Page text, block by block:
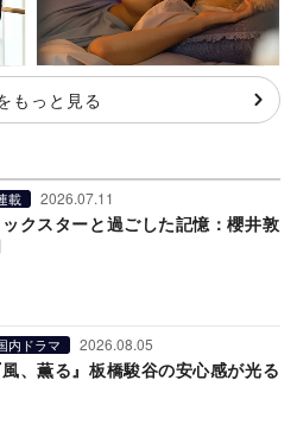
もっと見る
載 2026.07.11
ックスターと過ごした記憶：櫻井敦
内ドラマ 2026.08.05
風、薫る』板橋駿谷の安心感が光る